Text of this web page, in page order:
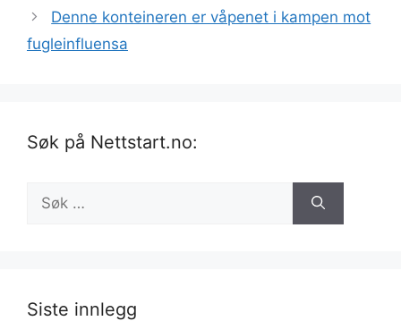
Denne konteineren er våpenet i kampen mot
fugleinfluensa
Søk på Nettstart.no:
etter:
Siste innlegg